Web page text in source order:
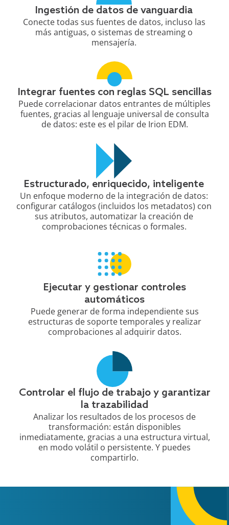
Ingestión de datos de vanguardia
Conecte todas sus fuentes de datos, incluso las
más antiguas, o sistemas de streaming o
mensajería.
Integrar fuentes con reglas SQL sencillas
Puede correlacionar datos entrantes de múltiples
fuentes, gracias al lenguaje universal de consulta
de datos: este es el pilar de Irion EDM.
Estructurado, enriquecido, inteligente
Un enfoque moderno de la integración de datos:
configurar catálogos (incluidos los metadatos) con
sus atributos, automatizar la creación de
comprobaciones técnicas o formales.
Ejecutar y gestionar controles
automáticos
Puede generar de forma independiente sus
estructuras de soporte temporales y realizar
comprobaciones al adquirir datos.
Controlar el flujo de trabajo y garantizar
la trazabilidad
Analizar los resultados de los procesos de
transformación: están disponibles
inmediatamente, gracias a una estructura virtual,
en modo volátil o persistente. Y puedes
compartirlo.